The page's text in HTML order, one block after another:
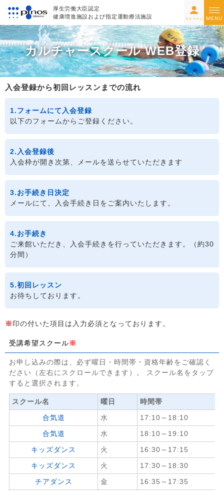
厚生労働大臣認定
健康増進施設および指定運動療法施設 マイページ MENU
カルチャースクール WEB登録
入会登録から初回レッスンまでの流れ
1.フォームにて入会登録
以下のフォームからご登録ください。
2.入会登録後
入会枠が開き次第、メールを送らせていただきます
3.お手続き日決定
メールにて、入会手続き日をご案内いたします。
4.お手続き
ご来館いただき、入会手続きを行っていただきます。（約30
分間）
5.初回レッスン
お待ちしております。
※印の付いた項目は入力必須となっております。
受講希望スクール※
お申し込みの際は、必ず曜日・時間帯・資格年齢をご確認く
ださい（左右にスクロールできます）。 スクール名をタップ
すると選択されます。
スクール名 曜日
時間帯
合気道
水
17:10～18:10
合気道
水
18:10～19:10
キッズダンス
火
16:30～17:15
キッズダンス
火
17:30～18:30
チアダンス
金
16:35～17:35